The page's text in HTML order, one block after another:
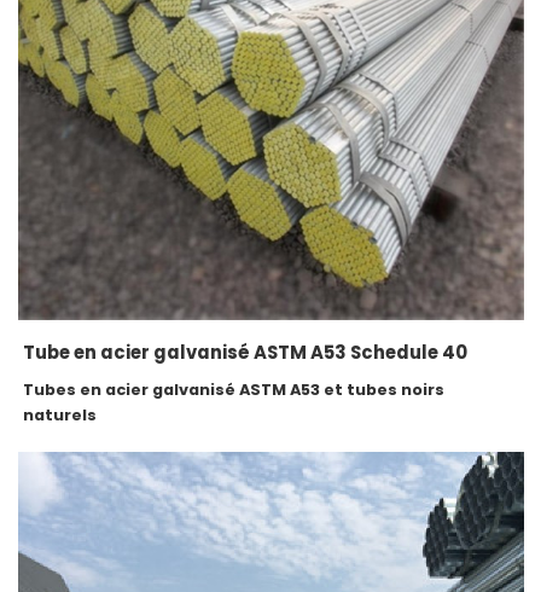
Tube en acier galvanisé ASTM A53 Schedule 40
Tubes en acier galvanisé ASTM A53 et tubes noirs
naturels